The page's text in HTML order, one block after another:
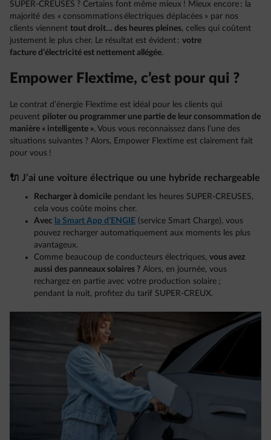
SUPER-CREUSES ? Certains font même mieux ! Mieux encore : la
majorité des « consommations électriques déplacées » par nos
clients viennent tout droit… des heures pleines, celles qui coûtent
justement le plus cher. Le résultat est évident : votre
facture d’électricité est nettement allégée.
Empower Flextime, c’est pour qui ?
Le contrat d’énergie Flextime est idéal pour les clients qui
peuvent piloter ou programmer une partie de leur consommation de
manière « intelligente ». Vous vous reconnaissez dans l’une des
situations suivantes ? Alors, Empower Flextime est clairement fait
pour vous !
🔌 J’ai une voiture électrique ou une hybride rechargeable
Recharger à domicile pendant les heures SUPER-CREUSES,
cela vous coûte moins cher.
Avec la Smart App d’ENGIE (service Smart Charge), vous
pouvez recharger automatiquement aux moments les plus
avantageux.
Comme beaucoup de conducteurs électriques, vous avez
aussi des panneaux solaires ? Alors, en journée, vous
rechargez en partie avec votre production solaire ;
pendant la nuit, profitez du tarif SUPER-CREUX.